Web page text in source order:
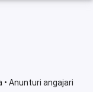
Anunturi angajari